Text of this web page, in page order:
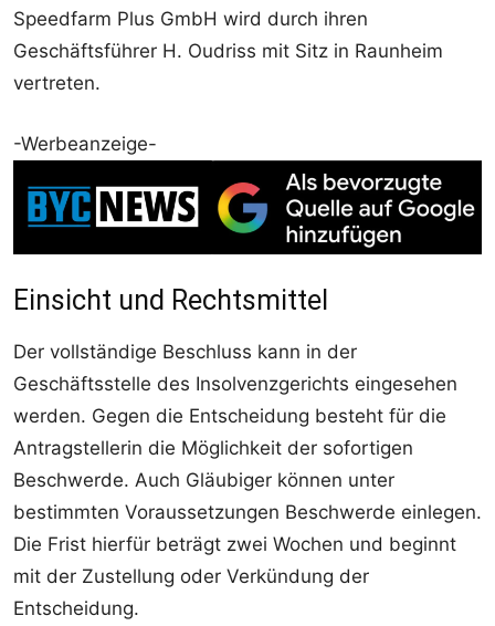
Speedfarm Plus GmbH wird durch ihren
Geschäftsführer H. Oudriss mit Sitz in Raunheim
vertreten.
-Werbeanzeige-
Einsicht und Rechtsmittel
Der vollständige Beschluss kann in der
Geschäftsstelle des Insolvenzgerichts eingesehen
werden. Gegen die Entscheidung besteht für die
Antragstellerin die Möglichkeit der sofortigen
Beschwerde. Auch Gläubiger können unter
bestimmten Voraussetzungen Beschwerde einlegen.
Die Frist hierfür beträgt zwei Wochen und beginnt
mit der Zustellung oder Verkündung der
Entscheidung.